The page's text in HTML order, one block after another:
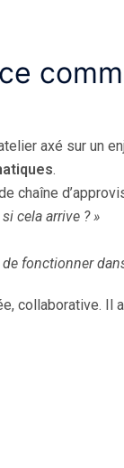
axé sur un
.
chaîne
cela arrive ? »
fonctionner
collaborative. Il